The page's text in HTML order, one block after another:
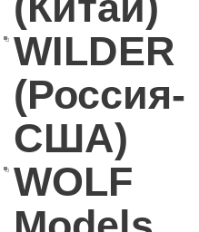
WILDER
(Россия-
США)
WOLF